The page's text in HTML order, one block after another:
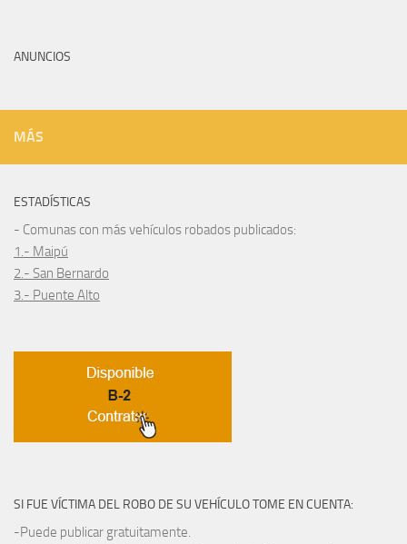
ANUNCIOS
MÁS
ESTADÍSTICAS
- Comunas con más vehículos robados publicados:
1.- Maipú
2.- San Bernardo
3.- Puente Alto
SI FUE VÍCTIMA DEL ROBO DE SU VEHÍCULO TOME EN CUENTA:
-Puede publicar gratuitamente.